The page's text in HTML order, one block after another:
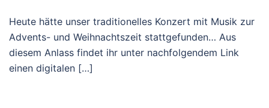
Heute hätte unser traditionelles Konzert mit Musik zur
Advents- und Weihnachtszeit stattgefunden… Aus
diesem Anlass findet ihr unter nachfolgendem Link
einen digitalen […]